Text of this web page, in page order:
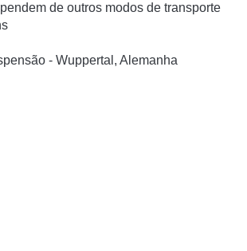
de outros modos de transporte
- Wuppertal, Alemanha